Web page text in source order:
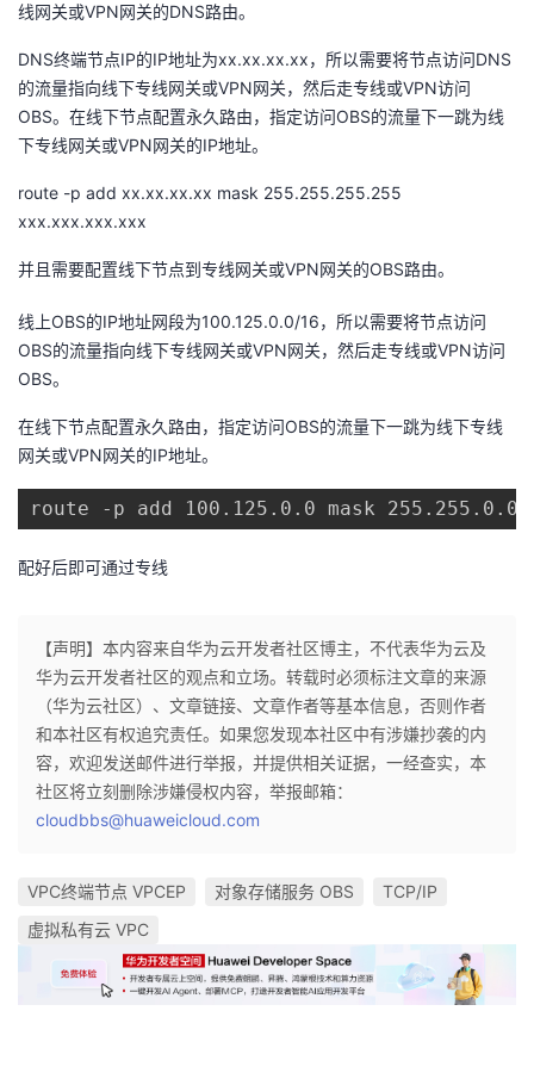
藏
线网关或VPN网关的DNS路由。
DNS终端节点IP的IP地址为xx.xx.xx.xx，所以需要将节点访问DNS
的流量指向线下专线网关或VPN网关，然后走专线或VPN访问
OBS。在线下节点配置永久路由，指定访问OBS的流量下一跳为线
下专线网关或VPN网关的IP地址。
route -p add xx.xx.xx.xx mask 255.255.255.255
xxx.xxx.xxx.xxx
并且需要配置线下节点到专线网关或VPN网关的OBS路由。
线上OBS的IP地址网段为100.125.0.0/16，所以需要将节点访问
OBS的流量指向线下专线网关或VPN网关，然后走专线或VPN访问
OBS。
在线下节点配置永久路由，指定访问OBS的流量下一跳为线下专线
网关或VPN网关的IP地址。
route -p add 100.125.0.0 mask
配好后即可通过专线
【声明】本内容来自华为云开发者社区博主，不代表华为云及
华为云开发者社区的观点和立场。转载时必须标注文章的来源
（华为云社区）、文章链接、文章作者等基本信息，否则作者
和本社区有权追究责任。如果您发现本社区中有涉嫌抄袭的内
容，欢迎发送邮件进行举报，并提供相关证据，一经查实，本
社区将立刻删除涉嫌侵权内容，举报邮箱：
cloudbbs@huaweicloud.com
VPC终端节点 VPCEP 对象存储服务 OBS
TCP/IP
虚拟私有云 VPC